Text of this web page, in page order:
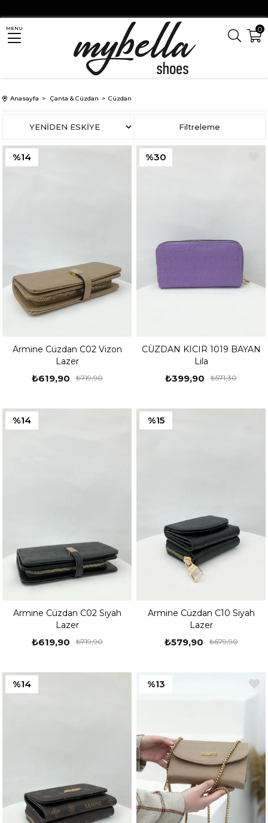
MENU 0
Anasayfa Çanta & Cüzdan Cüzdan
Filtreleme
Sıralama
Armine Cüzdan C02 Vizon
Lazer
₺619,90 ₺719,90
%14
CÜZDAN KICIR 1019 BAYAN
Lila
₺399,90 ₺571,30
%30
Armine Cüzdan C02 Siyah
Lazer
₺619,90 ₺719,90
%14
Armine Cüzdan C10 Siyah
Lazer
₺579,90 ₺679,90
%15
%14 %13